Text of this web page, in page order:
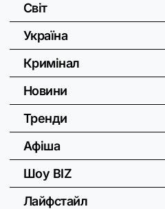
Світ
Україна
Кримінал
Новини
Тренди
Афіша
Шоу BIZ
Лайфстайл